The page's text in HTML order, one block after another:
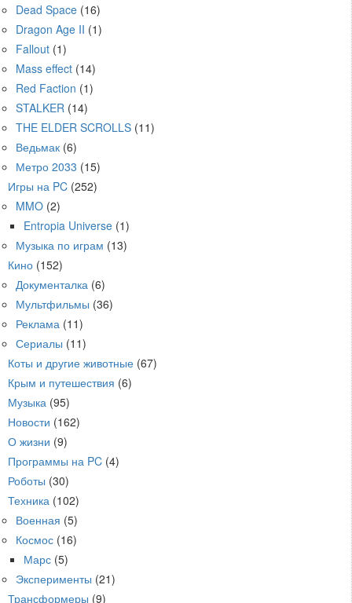
Dead Space (16)
Dragon Age II (1)
Fallout (1)
Mass effect (14)
Red Faction (1)
STALKER (14)
THE ELDER SCROLLS (11)
Ведьмак (6)
Метро 2033 (15)
Игры на PC (252)
MMO (2)
Entropia Universe (1)
Музыка по играм (13)
Кино (152)
Документалка (6)
Мультфильмы (36)
Реклама (11)
Сериалы (11)
Коты и другие животные (67)
Крым и путешествия (6)
Музыка (95)
Новости (162)
О жизни (9)
Программы на PC (4)
Роботы (30)
Техника (102)
Военная (5)
Космос (16)
Марс (5)
Эксперименты (21)
Трансформеры (9)